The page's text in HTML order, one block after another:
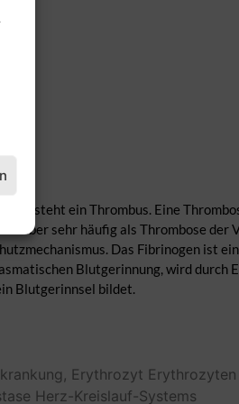
entsteht ein Thrombus. Eine
aber sehr häufig als Thrombose der
Das Fibrinogen ist ein
Blutgerinnung, wird durch
Blutgerinnsel bildet.
Erythrozyt Erythrozyten
Herz-Kreislauf-Systems